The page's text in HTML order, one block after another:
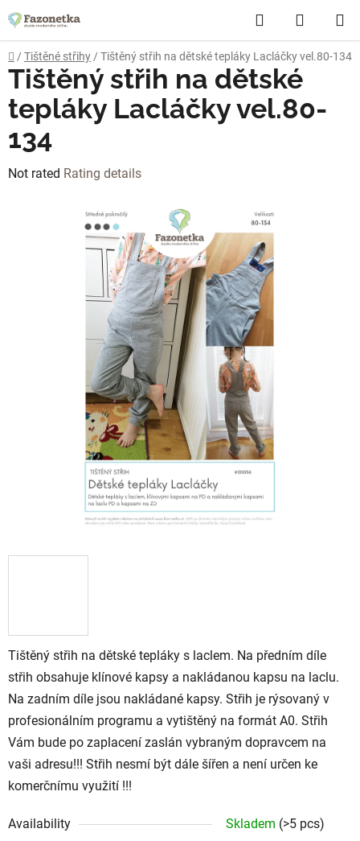
to
content
Search
CART
Home
/ Tištěné střihy / Tištěný střih na dětské tepláky Lacláčky vel.80-134
Tištěný střih na dětské tepláky s laclem. Na předním díle
střih obsahuje klínové kapsy a nakládanou kapsu na laclu.
Na zadním díle jsou nakládané kapsy. Střih je rýsovaný v
profesionálním programu a vytištěný na formát A0. Střih
Vám bude po zaplacení zaslán vybraným dopravcem na
vaši adresu!!! Střih nesmí být dále šířen a není určen ke
komerčnímu využití !!!
Availability Skladem (>5 pcs)
Tištěný střih na dětské
tepláky Lacláčky vel.80-
134
The
Not rated Rating details